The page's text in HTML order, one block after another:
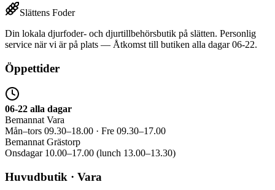
Slättens Foder
Din lokala djurfoder- och djurtillbehörsbutik på slätten. Personlig
service när vi är på plats — Åtkomst till butiken alla dagar 06-22.
Öppettider
06-22 alla dagar
Bemannat Vara
Mån–tors 09.30–18.00 · Fre 09.30–17.00
Bemannat Grästorp
Onsdagar 10.00–17.00 (lunch 13.00–13.30)
Huvudbutik · Vara